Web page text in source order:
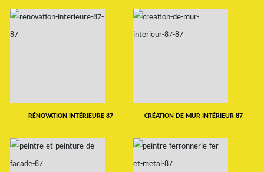
RÉNOVATION INTÉRIEURE 87 CRÉATION DE MUR INTÉRIEUR 87